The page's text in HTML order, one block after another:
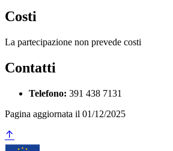
Costi
La partecipazione non prevede costi
Contatti
Telefono: 391 438 7131
Pagina aggiornata il 01/12/2025